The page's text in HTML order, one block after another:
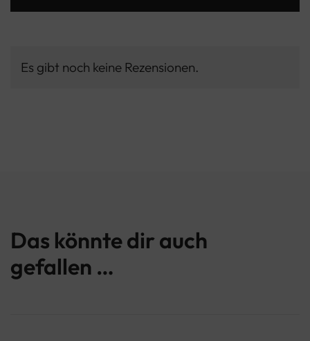
Es gibt noch keine Rezensionen.
Das könnte dir auch
gefallen …